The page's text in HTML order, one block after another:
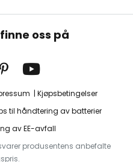
oss på
Kjøpsbetingelser
til håndtering av batterier
av EE-avfall
produsentens anbefalte